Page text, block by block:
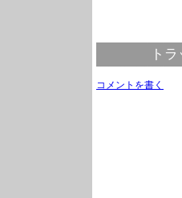
ト
コメントを書く